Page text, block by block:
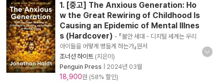
1. [중고] The Anxious Generation: Ho
w the Great Rewiring of Childhood Is
Causing an Epidemic of Mental Illnes
s (Hardcover) - 『불안 세대 - 디지털 세계는 우리
아이들을 어떻게 병들게 하는가』원서
조너선 하이트 (지은이)
Penguin Press
2024년 03월
18,900원 (58% 할인)